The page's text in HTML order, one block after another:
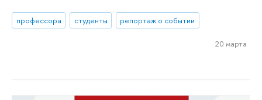
профессора студенты репортаж о событии
20 марта